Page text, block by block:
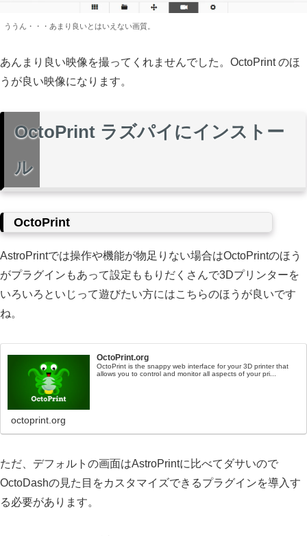
ううん・・・あまり良いとはいえない画質。
あんまり良い映像を撮ってくれませんでした。OctoPrint のほ
うが良い映像になります。
OctoPrint ラズパイにインストー
ル
OctoPrint
AstroPrintでは操作や機能が物足りない場合はOctoPrintのほう
がプラグインもあって設定ももりだくさんで3Dプリンターを
いろいろといじって遊びたい方にはこちらのほうが良いです
ね。
OctoPrint.org
OctoPrint is the snappy web interface for your 3D printer that
allows you to control and monitor all aspects of your pri...
octoprint.org
ただ、デフォルトの画面はAstroPrintに比べてダサいので
OctoDashの見た目をカスタマイズできるプラグインを導入す
る必要があります。